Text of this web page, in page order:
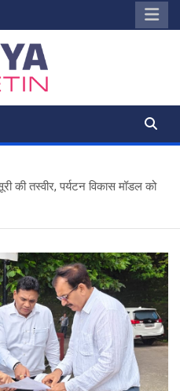
की तस्वीर, पर्यटन विकास मॉडल को